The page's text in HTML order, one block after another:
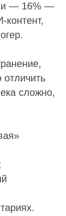
— 16% —
контент,
отличить
сложно,